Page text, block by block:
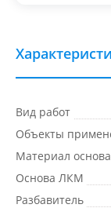
Вид работ
Объекты
Материал
Основа ЛКМ
Разбавитель